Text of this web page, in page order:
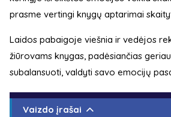
prasme vertingi knygų aptarimai
Laidos pabaigoje viešnia ir vedėjos
žiūrovams knygas, padėsiančias
subalansuoti, valdyti savo emocijų
Vaizdo įrašai